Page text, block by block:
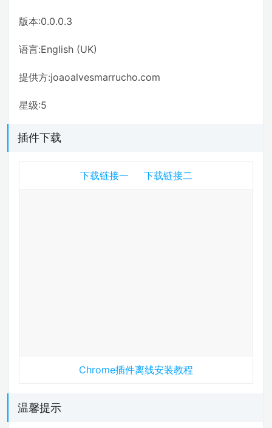
版本:0.0.0.3
语言:English (UK)
提供方:joaoalvesmarrucho.com
星级:5
插件下载
下载链接一 下载链接二
Chrome插件离线安装教程
温馨提示